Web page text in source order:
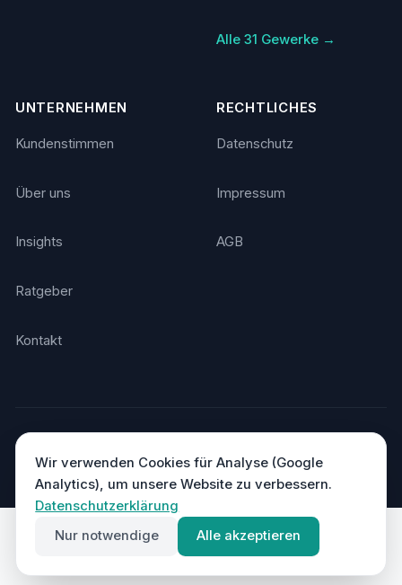
Alle 31 Gewerke →
UNTERNEHMEN
Kundenstimmen
Über uns
Insights
Ratgeber
Kontakt
RECHTLICHES
Datenschutz
Impressum
AGB
DSGVO-konform · Hosting in Deutschland
Wir verwenden Cookies für Analyse (Google
Analytics), um unsere Website zu verbessern.
Datenschutzerklärung
Nur notwendige
Alle akzeptieren